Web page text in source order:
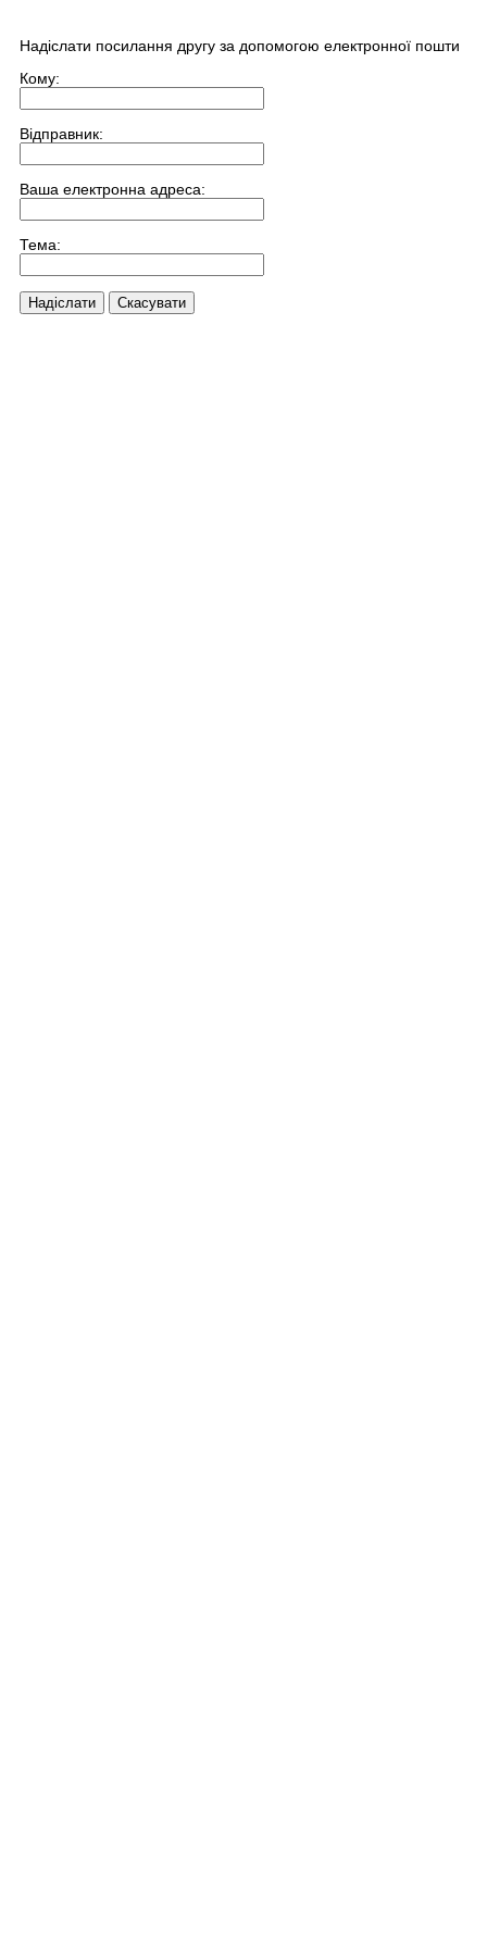
Надіслати посилання другу за допомогою електронної пошти
Кому:
Відправник:
Ваша електронна адреса:
Тема:
Надіслати Скасувати